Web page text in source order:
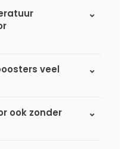
veel
ook zonder